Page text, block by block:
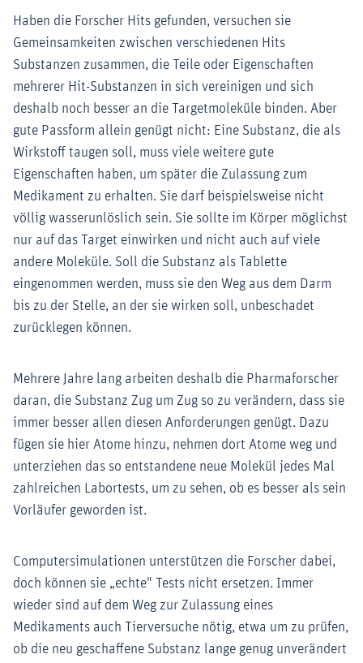
Haben die Forscher Hits gefunden, versuchen sie
Gemeinsamkeiten zwischen verschiedenen Hits
Substanzen zusammen, die Teile oder Eigenschaften
mehrerer Hit-Substanzen in sich vereinigen und sich
deshalb noch besser an die Targetmoleküle binden. Aber
gute Passform allein genügt nicht: Eine Substanz, die als
Wirkstoff taugen soll, muss viele weitere gute
Eigenschaften haben, um später die Zulassung zum
Medikament zu erhalten. Sie darf beispielsweise nicht
völlig wasserunlöslich sein. Sie sollte im Körper möglichst
nur auf das Target einwirken und nicht auch auf viele
andere Moleküle. Soll die Substanz als Tablette
eingenommen werden, muss sie den Weg aus dem Darm
bis zu der Stelle, an der sie wirken soll, unbeschadet
zurücklegen können.
Mehrere Jahre lang arbeiten deshalb die Pharmaforscher
daran, die Substanz Zug um Zug so zu verändern, dass sie
immer besser allen diesen Anforderungen genügt. Dazu
fügen sie hier Atome hinzu, nehmen dort Atome weg und
unterziehen das so entstandene neue Molekül jedes Mal
zahlreichen Labortests, um zu sehen, ob es besser als sein
Vorläufer geworden ist.
Computersimulationen unterstützen die Forscher dabei,
doch können sie „echte" Tests nicht ersetzen. Immer
wieder sind auf dem Weg zur Zulassung eines
Medikaments auch Tierversuche nötig, etwa um zu prüfen,
ob die neu geschaffene Substanz lange genug unverändert